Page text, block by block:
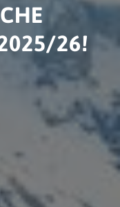
26!